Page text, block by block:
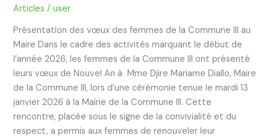
Articles /user
Présentation des vœux des femmes de la Commune III au
Maire Dans le cadre des activités marquant le début de
l’année 2026, les femmes de la Commune III ont présenté
leurs vœux de Nouvel An à Mme Djire Mariame Diallo, Maire
de la Commune III, lors d’une cérémonie tenue le mardi 13
janvier 2026 à la Mairie de la Commune III. Cette
rencontre, placée sous le signe de la convivialité et du
respect, a permis aux femmes de renouveler leur